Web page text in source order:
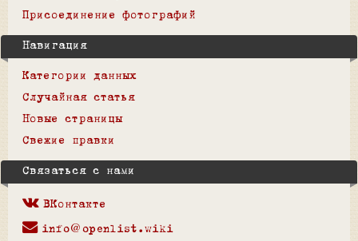
Присоединение фотографий
Навигация
Категории данных
Случайная статья
Новые страницы
Свежие правки
Связаться с нами
ВКонтакте
info@openlist.wiki